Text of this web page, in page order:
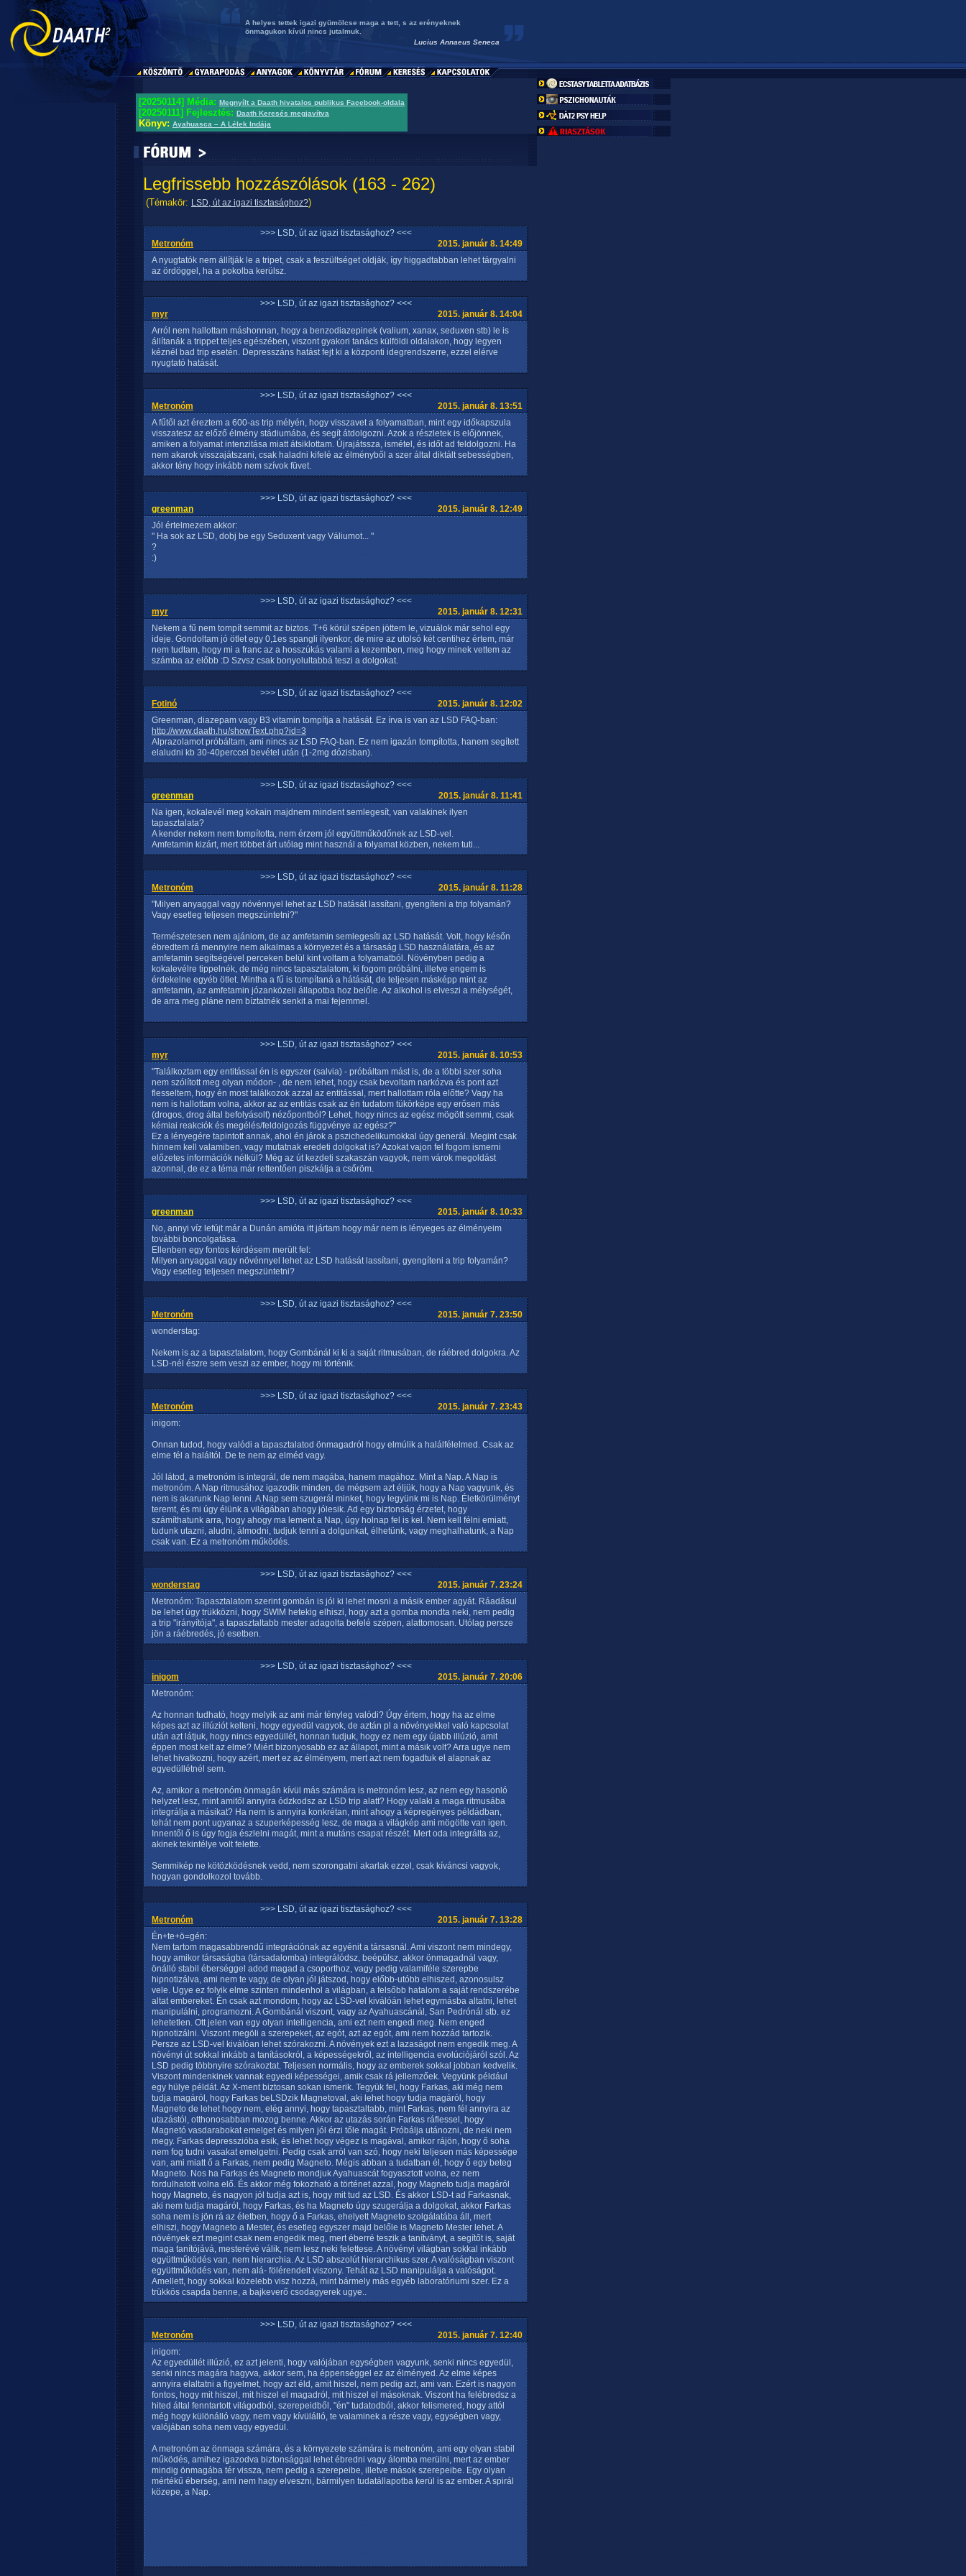
A helyes tettek igazi gyümölcse maga a tett, s az erényeknek
önmagukon kívül nincs jutalmuk.
Lucius Annaeus Seneca
[20250114] Média: Megnyílt a Daath hivatalos publikus Facebook-oldala
[20250111] Fejlesztés: Daath Keresés megjavítva
Könyv: Ayahuasca – A Lélek Indája
Legfrissebb hozzászólások (163 - 262)
(Témakör: LSD, út az igazi tisztasághoz?)
>>> LSD, út az igazi tisztasághoz? <<<
Metronóm
2015. január 8. 14:49
A nyugtatók nem állítják le a tripet, csak a feszültséget oldják, így higgadtabban lehet tárgyalni
az ördöggel, ha a pokolba kerülsz.
>>> LSD, út az igazi tisztasághoz? <<<
myr
2015. január 8. 14:04
Arról nem hallottam máshonnan, hogy a benzodiazepinek (valium, xanax, seduxen stb) le is
állítanák a trippet teljes egészében, viszont gyakori tanács külföldi oldalakon, hogy legyen
kéznél bad trip esetén. Depresszáns hatást fejt ki a központi idegrendszerre, ezzel elérve
nyugtató hatását.
>>> LSD, út az igazi tisztasághoz? <<<
Metronóm
2015. január 8. 13:51
A fűtől azt éreztem a 600-as trip mélyén, hogy visszavet a folyamatban, mint egy időkapszula
visszatesz az előző élmény stádiumába, és segít átdolgozni. Azok a részletek is előjönnek,
amiken a folyamat intenzitása miatt átsiklottam. Újrajátssza, ismétel, és időt ad feldolgozni. Ha
nem akarok visszajátszani, csak haladni kifelé az élményből a szer által diktált sebességben,
akkor tény hogy inkább nem szívok füvet.
>>> LSD, út az igazi tisztasághoz? <<<
greenman
2015. január 8. 12:49
Jól értelmezem akkor:
" Ha sok az LSD, dobj be egy Seduxent vagy Váliumot... "
?
:)
>>> LSD, út az igazi tisztasághoz? <<<
myr
2015. január 8. 12:31
Nekem a fű nem tompít semmit az biztos. T+6 körül szépen jöttem le, vizuálok már sehol egy
ideje. Gondoltam jó ötlet egy 0,1es spangli ilyenkor, de mire az utolsó két centihez értem, már
nem tudtam, hogy mi a franc az a hosszúkás valami a kezemben, meg hogy minek vettem az
számba az előbb :D Szvsz csak bonyolultabbá teszi a dolgokat.
>>> LSD, út az igazi tisztasághoz? <<<
Fotinó
2015. január 8. 12:02
Greenman, diazepam vagy B3 vitamin tompítja a hatását. Ez írva is van az LSD FAQ-ban:
http://www.daath.hu/showText.php?id=3
Alprazolamot próbáltam, ami nincs az LSD FAQ-ban. Ez nem igazán tompította, hanem segített
elaludni kb 30-40perccel bevétel után (1-2mg dózisban).
>>> LSD, út az igazi tisztasághoz? <<<
greenman
2015. január 8. 11:41
Na igen, kokalevél meg kokain majdnem mindent semlegesít, van valakinek ilyen
tapasztalata?
A kender nekem nem tompította, nem érzem jól együttműködőnek az LSD-vel.
Amfetamin kizárt, mert többet árt utólag mint használ a folyamat közben, nekem tuti...
>>> LSD, út az igazi tisztasághoz? <<<
Metronóm
2015. január 8. 11:28
"Milyen anyaggal vagy növénnyel lehet az LSD hatását lassítani, gyengíteni a trip folyamán?
Vagy esetleg teljesen megszüntetni?"
Természetesen nem ajánlom, de az amfetamin semlegesíti az LSD hatását. Volt, hogy későn
ébredtem rá mennyire nem alkalmas a környezet és a társaság LSD használatára, és az
amfetamin segítségével perceken belül kint voltam a folyamatból. Növényben pedig a
kokalevélre tippelnék, de még nincs tapasztalatom, ki fogom próbálni, illetve engem is
érdekelne egyéb ötlet. Mintha a fű is tompítaná a hátását, de teljesen másképp mint az
amfetamin, az amfetamin józanközeli állapotba hoz belőle. Az alkohol is elveszi a mélységét,
de arra meg pláne nem bíztatnék senkit a mai fejemmel.
>>> LSD, út az igazi tisztasághoz? <<<
myr
2015. január 8. 10:53
"Találkoztam egy entitással én is egyszer (salvia) - próbáltam mást is, de a többi szer soha
nem szólított meg olyan módon- , de nem lehet, hogy csak bevoltam narkózva és pont azt
flesseltem, hogy én most találkozok azzal az entitással, mert hallottam róla előtte? Vagy ha
nem is hallottam volna, akkor az az entitás csak az én tudatom tükörképe egy erősen más
(drogos, drog által befolyásolt) nézőpontból? Lehet, hogy nincs az egész mögött semmi, csak
kémiai reakciók és megélés/feldolgozás függvénye az egész?"
Ez a lényegére tapintott annak, ahol én járok a pszichedelikumokkal úgy generál. Megint csak
hinnem kell valamiben, vagy mutatnak eredeti dolgokat is? Azokat vajon fel fogom ismerni
előzetes információk nélkül? Még az út kezdeti szakaszán vagyok, nem várok megoldást
azonnal, de ez a téma már rettentően piszkálja a csőröm.
>>> LSD, út az igazi tisztasághoz? <<<
greenman
2015. január 8. 10:33
No, annyi víz lefújt már a Dunán amióta itt jártam hogy már nem is lényeges az élményeim
további boncolgatása.
Ellenben egy fontos kérdésem merült fel:
Milyen anyaggal vagy növénnyel lehet az LSD hatását lassítani, gyengíteni a trip folyamán?
Vagy esetleg teljesen megszüntetni?
>>> LSD, út az igazi tisztasághoz? <<<
Metronóm
2015. január 7. 23:50
wonderstag:
Nekem is az a tapasztalatom, hogy Gombánál ki ki a saját ritmusában, de ráébred dolgokra. Az
LSD-nél észre sem veszi az ember, hogy mi történik.
>>> LSD, út az igazi tisztasághoz? <<<
Metronóm
2015. január 7. 23:43
inigom:
Onnan tudod, hogy valódi a tapasztalatod önmagadról hogy elmúlik a halálfélelmed. Csak az
elme fél a haláltól. De te nem az elméd vagy.
Jól látod, a metronóm is integrál, de nem magába, hanem magához. Mint a Nap. A Nap is
metronóm. A Nap ritmusához igazodik minden, de mégsem azt éljük, hogy a Nap vagyunk, és
nem is akarunk Nap lenni. A Nap sem szugerál minket, hogy legyünk mi is Nap. Életkörülményt
teremt, és mi úgy élünk a világában ahogy jólesik. Ad egy biztonság érzetet, hogy
számíthatunk arra, hogy ahogy ma lement a Nap, úgy holnap fel is kel. Nem kell félni emiatt,
tudunk utazni, aludni, álmodni, tudjuk tenni a dolgunkat, élhetünk, vagy meghalhatunk, a Nap
csak van. Ez a metronóm működés.
>>> LSD, út az igazi tisztasághoz? <<<
wonderstag
2015. január 7. 23:24
Metronóm: Tapasztalatom szerint gombán is jól ki lehet mosni a másik ember agyát. Ráadásul
be lehet úgy trükközni, hogy SWIM hetekig elhiszi, hogy azt a gomba mondta neki, nem pedig
a trip "irányítója", a tapasztaltabb mester adagolta befelé szépen, alattomosan. Utólag persze
jön a ráébredés, jó esetben.
>>> LSD, út az igazi tisztasághoz? <<<
inigom
2015. január 7. 20:06
Metronóm:
Az honnan tudható, hogy melyik az ami már tényleg valódi? Úgy értem, hogy ha az elme
képes azt az illúziót kelteni, hogy egyedül vagyok, de aztán pl a növényekkel való kapcsolat
után azt látjuk, hogy nincs egyedüllét, honnan tudjuk, hogy ez nem egy újabb illúzió, amit
éppen most kelt az elme? Miért bizonyosabb ez az állapot, mint a másik volt? Arra ugye nem
lehet hivatkozni, hogy azért, mert ez az élményem, mert azt nem fogadtuk el alapnak az
egyedüllétnél sem.
Az, amikor a metronóm önmagán kívül más számára is metronóm lesz, az nem egy hasonló
helyzet lesz, mint amitől annyira ódzkodsz az LSD trip alatt? Hogy valaki a maga ritmusába
integrálja a másikat? Ha nem is annyira konkrétan, mint ahogy a képregényes példádban,
tehát nem pont ugyanaz a szuperképesség lesz, de maga a világkép ami mögötte van igen.
Innentől ő is úgy fogja észlelni magát, mint a mutáns csapat részét. Mert oda integrálta az,
akinek tekintélye volt felette.
Semmikép ne kötözködésnek vedd, nem szorongatni akarlak ezzel, csak kíváncsi vagyok,
hogyan gondolkozol tovább.
>>> LSD, út az igazi tisztasághoz? <<<
Metronóm
2015. január 7. 13:28
Én+te+ö=gén:
Nem tartom magasabbrendű integrációnak az egyénit a társasnál. Ami viszont nem mindegy,
hogy amikor társaságba (társadalomba) integrálódsz, beépülsz, akkor önmagadnál vagy,
önálló stabil éberséggel adod magad a csoporthoz, vagy pedig valamiféle szerepbe
hipnotizálva, ami nem te vagy, de olyan jól játszod, hogy előbb-utóbb elhiszed, azonosulsz
vele. Ugye ez folyik elme szinten mindenhol a világban, a felsőbb hatalom a saját rendszerébe
altat embereket. Én csak azt mondom, hogy az LSD-vel kiválóán lehet egymásba altatni, lehet
manipulálni, programozni. A Gombánál viszont, vagy az Ayahuascánál, San Pedrónál stb. ez
lehetetlen. Ott jelen van egy olyan intelligencia, ami ezt nem engedi meg. Nem enged
hipnotizálni. Viszont megöli a szerepeket, az egót, azt az egót, ami nem hozzád tartozik.
Persze az LSD-vel kiválóan lehet szórakozni. A növények ezt a lazaságot nem engedik meg. A
növényi út sokkal inkább a tanításokról, a képességekről, az intelligencia evolúciójáról szól. Az
LSD pedig többnyire szórakoztat. Teljesen normális, hogy az emberek sokkal jobban kedvelik.
Viszont mindenkinek vannak egyedi képességei, amik csak rá jellemzőek. Vegyünk például
egy hülye példát. Az X-ment biztosan sokan ismerik. Tegyük fel, hogy Farkas, aki még nem
tudja magáról, hogy Farkas beLSDzik Magnetoval, aki lehet hogy tudja magáról, hogy
Magneto de lehet hogy nem, elég annyi, hogy tapasztaltabb, mint Farkas, nem fél annyira az
utazástól, otthonosabban mozog benne. Akkor az utazás során Farkas ráflessel, hogy
Magnetó vasdarabokat emelget és milyen jól érzi tőle magát. Próbálja utánozni, de neki nem
megy. Farkas depresszióba esik, és lehet hogy végez is magával, amikor rájön, hogy ő soha
nem fog tudni vasakat emelgetni. Pedig csak arról van szó, hogy neki teljesen más képessége
van, ami miatt ő a Farkas, nem pedig Magneto. Mégis abban a tudatban él, hogy ő egy beteg
Magneto. Nos ha Farkas és Magneto mondjuk Ayahuascát fogyasztott volna, ez nem
fordulhatott volna elő. És akkor még fokozható a történet azzal, hogy Magneto tudja magáról
hogy Magneto, és nagyon jól tudja azt is, hogy mit tud az LSD. És akkor LSD-t ad Farkasnak,
aki nem tudja magáról, hogy Farkas, és ha Magneto úgy szugerálja a dolgokat, akkor Farkas
soha nem is jön rá az életben, hogy ő a Farkas, ehelyett Magneto szolgálatába áll, mert
elhiszi, hogy Magneto a Mester, és esetleg egyszer majd belőle is Magneto Mester lehet. A
növények ezt megint csak nem engedik meg, mert éberré teszik a tanítványt, a segítőt is, saját
maga tanítójává, mesterévé válik, nem lesz neki felettese. A növényi világban sokkal inkább
együttműködés van, nem hierarchia. Az LSD abszolút hierarchikus szer. A valóságban viszont
együttműködés van, nem alá- fölérendelt viszony. Tehát az LSD manipulálja a valóságot.
Amellett, hogy sokkal közelebb visz hozzá, mint bármely más egyéb laboratóriumi szer. Ez a
trükkös csapda benne, a bajkeverő csodagyerek ugye..
>>> LSD, út az igazi tisztasághoz? <<<
Metronóm
2015. január 7. 12:40
inigom:
Az egyedüllét illúzió, ez azt jelenti, hogy valójában egységben vagyunk, senki nincs egyedül,
senki nincs magára hagyva, akkor sem, ha éppenséggel ez az élményed. Az elme képes
annyira elaltatni a figyelmet, hogy azt éld, amit hiszel, nem pedig azt, ami van. Ezért is nagyon
fontos, hogy mit hiszel, mit hiszel el magadról, mit hiszel el másoknak. Viszont ha felébredsz a
hited által fenntartott világodból, szerepeidből, "én" tudatodból, akkor felismered, hogy attól
még hogy különálló vagy, nem vagy kívülálló, te valaminek a része vagy, egységben vagy,
valójában soha nem vagy egyedül.
A metronóm az önmaga számára, és a környezete számára is metronóm, ami egy olyan stabil
működés, amihez igazodva biztonsággal lehet ébredni vagy álomba merülni, mert az ember
mindig önmagába tér vissza, nem pedig a szerepeibe, illetve mások szerepeibe. Egy olyan
mértékű éberség, ami nem hagy elveszni, bármilyen tudatállapotba kerül is az ember. A spirál
közepe, a Nap.